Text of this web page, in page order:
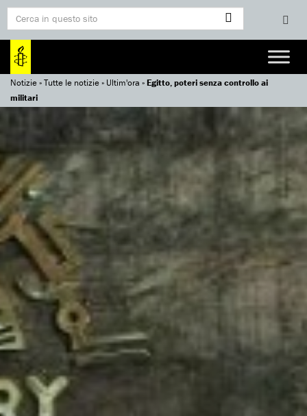
Notizie»Tutte le notizie» Ultim'ora »Egitto, poteri senza controllo ai
militari